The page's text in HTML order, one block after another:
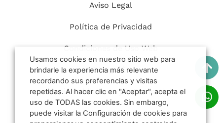
Aviso Legal
Política de Privacidad
Condiciones de Uso Web
Código Ético
Envío Publicitario y/o Comercial
Política de Cookies
Usamos cookies en nuestro sitio web para
brindarle la experiencia más relevante
recordando sus preferencias y visitas
repetidas. Al hacer clic en "Aceptar", acepta el
uso de TODAS las cookies. Sin embargo,
puede visitar la Configuración de cookies para